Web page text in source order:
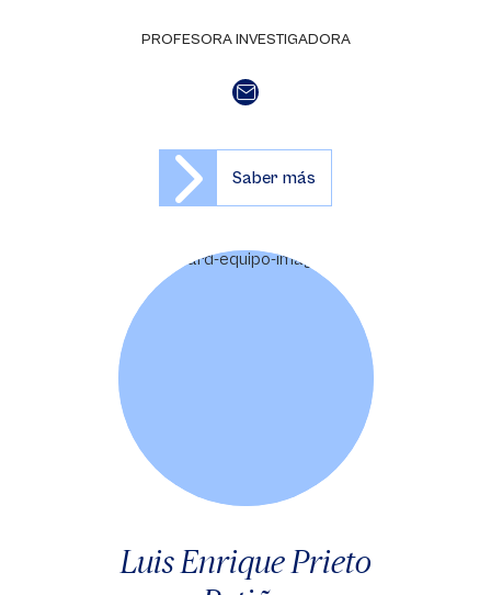
PROFESORA INVESTIGADORA
Saber más
Luis Enrique Prieto